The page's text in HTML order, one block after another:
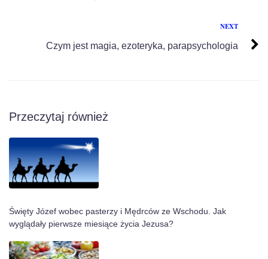
NEXT
Czym jest magia, ezoteryka, parapsychologia
Przeczytaj również
Święty Józef wobec pasterzy i Mędrców ze Wschodu. Jak
wyglądały pierwsze miesiące życia Jezusa?